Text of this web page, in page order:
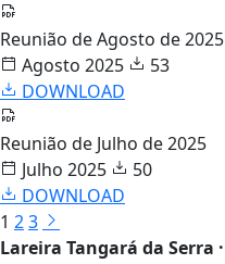
Reunião de Agosto de 2025
Agosto 2025
53
DOWNLOAD
Reunião de Julho de 2025
Julho 2025
50
DOWNLOAD
1 23
Lareira Tangará da Serra